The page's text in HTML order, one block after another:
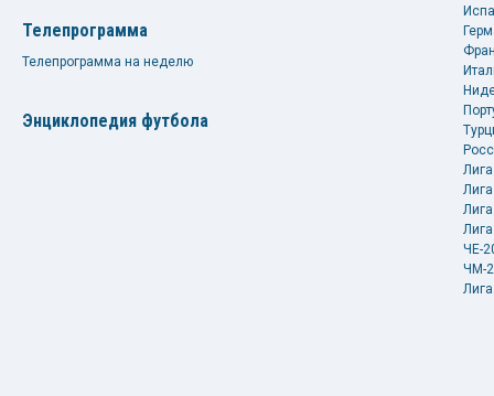
Телепрограмма
Телепрограмма на неделю
Энциклопедия футбола
ЧЕ-
ЧМ-